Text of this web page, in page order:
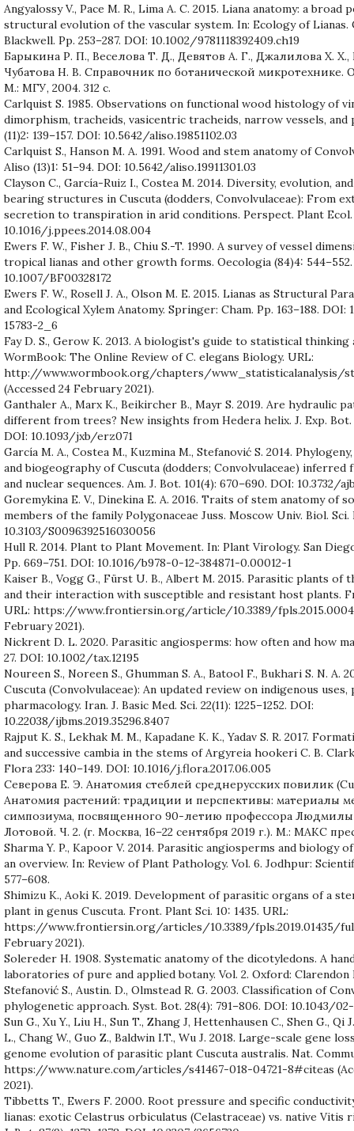
Angyalossy V., Pace M. R., Lima A. C. 2015. Liana anatomy: a broad
structural evolution of the vascular system. In: Ecology of
Blackwell. Pp. 253–287. DOI: 10.1002/9781118392409.ch19
Барыкина Р. П., Веселова Т. Д., Девятов А. Г., Джалилова Х.
Чубатова Н. В. Справочник по ботанической микротехнике.
М.: МГУ, 2004. 312 с.
Carlquist S. 1985. Observations on functional wood histology of
dimorphism, tracheids, vasicentric tracheids, narrow vessels, and
(11)2: 139–157. DOI: 10.5642/aliso.19851102.03
Carlquist S., Hanson M. A. 1991. Wood and stem anatomy of
Aliso (13)1: 51–94. DOI: 10.5642/aliso.19911301.03
Clayson C., García-Ruiz I., Costea M. 2014. Diversity, evolution,
bearing structures in Cuscuta (dodders, Convolvulaceae): From
secretion to transpiration in arid conditions. Perspect. Plant Ecol.
10.1016/j.ppees.2014.08.004
Ewers F. W., Fisher J. B., Chiu S.-T. 1990. A survey of vessel
tropical lianas and other growth forms. Oecologia (84)4:
10.1007/BF00328172
Ewers F. W., Rosell J. A., Olson M. E. 2015. Lianas as Structural
and Ecological Xylem Anatomy. Springer: Cham. Pp. 163–188. DOI:
15783-2_6
Fay D. S., Gerow K. 2013. A biologist's guide to statistical thinking
WormBook: The Online Review of C. elegans Biology. URL:
http://www.wormbook.org/chapters/www_statisticalanalysis/
(Accessed 24 February 2021).
Ganthaler А., Marx K., Beikircher B., Mayr S. 2019. Are hydraulic
different from trees? New insights from Hedera helix. J. Exp. Bot.
DOI: 10.1093/jxb/erz071
García M. A., Costea M., Kuzmina M., Stefanović S. 2014.
and biogeography of Cuscuta (dodders; Convolvulaceae) inferred
and nuclear sequences. Am. J. Bot. 101(4): 670–690. DOI: 10.3732/
Goremykina E. V., Dinekina E. A. 2016. Traits of stem anatomy of
members of the family Polygonaceae Juss. Moscow Univ. Biol. Sci.
10.3103/S0096392516030056
Hull R. 2014. Plant to Plant Movement. In: Plant Virology. San
Pp. 669–751. DOI: 10.1016/b978-0-12-384871-0.00012-1
Kaiser B., Vogg G., Fürst U. B., Albert M. 2015. Parasitic plants of
and their interaction with susceptible and resistant host plants.
URL: https://www.frontiersin.org/article/10.3389/
February 2021).
Nickrent D. L. 2020. Parasitic angiosperms: how often and how
27. DOI: 10.1002/tax.12195
Noureen S., Noreen S., Ghumman S. A., Batool F., Bukhari S. N. A.
Cuscuta (Convolvulaceae): An updated review on indigenous
pharmacology. Iran. J. Basic Med. Sci. 22(11): 1225–1252. DOI:
10.22038/ijbms.2019.35296.8407
Rajput K. S., Lekhak M. M., Kapadane K. K., Yadav S. R. 2017.
and successive cambia in the stems of Argyreia hookeri C. B.
Flora 233: 140–149. DOI: 10.1016/j.flora.2017.06.005
Северова Е. Э. Анатомия стеблей среднерусских повилик
Анатомия растений: традиции и перспективы: материалы
симпозиума, посвященного 90-летию профессора
Лотовой. Ч. 2. (г. Москва, 16–22 сентября 2019 г.). М.: МАКС
Sharma Y. P., Kapoor V. 2014. Parasitic angiosperms and biology
an overview. In: Review of Plant Pathology. Vol. 6. Jodhpur:
577–608.
Shimizu K., Aoki K. 2019. Development of parasitic organs of a
plant in genus Cuscuta. Front. Plant Sci. 10: 1435. URL:
https://www.frontiersin.org/articles/10.3389/fpls.2019.01435/full
February 2021).
Solereder H. 1908. Systematic anatomy of the dicotyledons. A
laboratories of pure and applied botany. Vol. 2. Oxford: Clarendon
Stefanović S., Austin. D., Olmstead R. G. 2003. Classification of
phylogenetic approach. Syst. Bot. 28(4): 791–806. DOI: 10.1043/02-
Sun G., Xu Y., Liu H., Sun T., Zhang J, Hettenhausen C., Shen G., Qi
L., Chang W., Guo Z., Baldwin I.T., Wu J. 2018. Large-scale gene
genome evolution of parasitic plant Cuscuta australis. Nat.
https://www.nature.com/articles/s41467-018-04721-8#citeas
2021).
Tibbetts T., Ewers F. 2000. Root pressure and specific
lianas: exotic Celastrus orbiculatus (Celastraceae) vs. native Vitis